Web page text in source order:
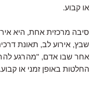
או קבוע.
סיבה מרכזית אחת, היא
שבץ, אירוע לב, תאונת
אחר שבו אדם, "מהרגע
החלטות באופן זמני או קבוע.